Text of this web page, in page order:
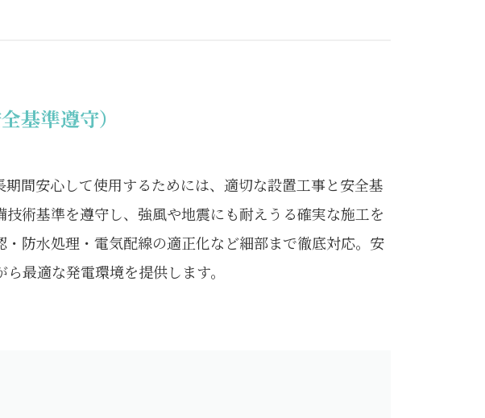
基準遵守）
間安心して使用するためには、適切な設置工事と安全基
術基準を遵守し、強風や地震にも耐えうる確実な施工を
防水処理・電気配線の適正化など細部まで徹底対応。安
最適な発電環境を提供します。